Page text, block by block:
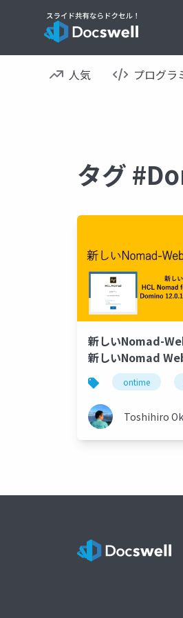
人気 プログラ
タグ
新しいNomad-
新しいNomad
Nomad for web
Domino 12.0.1用
歩き方
ontime
Toshihiro